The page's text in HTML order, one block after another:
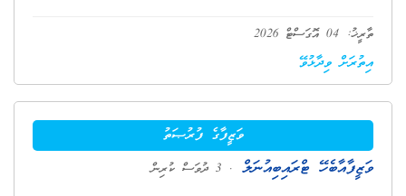
ތާރީޚު: 04 އޮގަސްޓް 2026
އިތުރަށް ވިދާޅުވޭ
ވަޒީފާގެ ފުރުޞަތު
ވަޒީފާއާބެހޭ ޓްރައިބިއުނަލް . 3 ދުވަސް ކުރިން